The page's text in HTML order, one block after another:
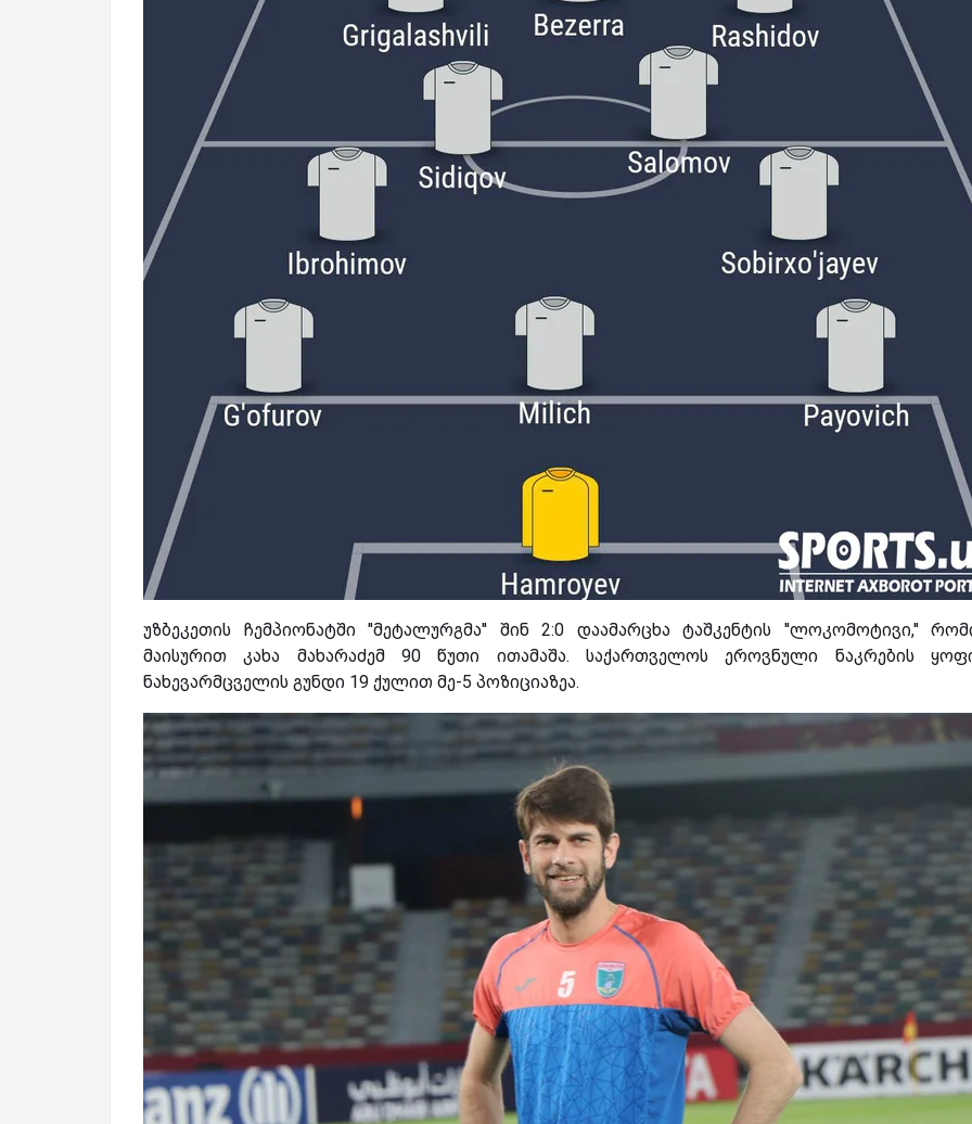
უზბეკეთის ჩემპიონატში ''მეტალურგმა'' შინ 2:0 დაამარცხა ტაშკენტის ''ლოკომოტივი,''
მაისურით კახა მახარაძემ 90 წუთი ითამაშა. საქართველოს ეროვნული ნაკრების
ნახევარმცველის გუნდი 19 ქულით მე-5 პოზიციაზეა.